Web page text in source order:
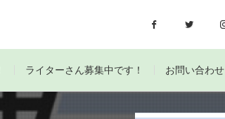
ライターさん募集中です！ お問い合わせ